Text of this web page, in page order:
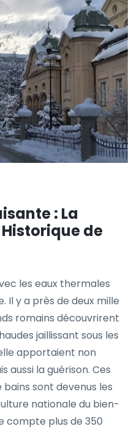
: La
de
les eaux thermales
Il y a près de deux mille
romains découvrirent
jaillissant sous les
apportaient non
aussi la guérison. Ces
sont devenus les
nationale du bien-
compte plus de 350